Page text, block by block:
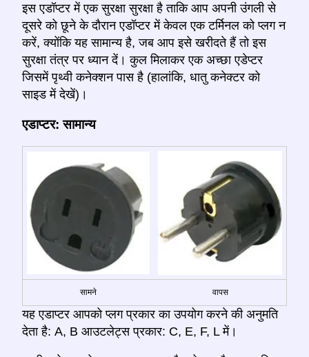
इस एडॉप्टर में एक सुरक्षा सुरक्षा है ताकि आप अपनी उंगली से
दूसरे को छूने के दौरान एडॉप्टर में केवल एक टर्मिनल को प्लग न
करें, क्योंकि यह सामान्य है, जब आप इसे खरीदते हैं तो इस
सुरक्षा तंत्र पर ध्यान दें। कुल मिलाकर एक अच्छा एडेप्टर
जिसमें पृथ्वी कनेक्शन पास है (हालांकि, धातु कनेक्टर को
साइड में देखें)।
एडाप्टर: सामान्य
सामने वापस
यह एडाप्टर आपको प्लग प्रकार का उपयोग करने की अनुमति
देता है: A, B आउटलेट्स प्रकार: C, E, F, L में।